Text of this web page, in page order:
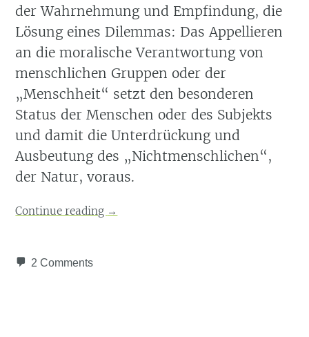
der Wahrnehmung und Empfindung, die
Lösung eines Dilemmas: Das Appellieren
an die moralische Verantwortung von
menschlichen Gruppen oder der
„Menschheit“ setzt den besonderen
Status der Menschen oder des Subjekts
und damit die Unterdrückung und
Ausbeutung des „Nichtmenschlichen“,
der Natur, voraus.
Continue reading →
2 Comments